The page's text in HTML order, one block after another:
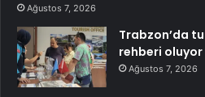
Ağustos 7, 2026
Trabzon’da
rehberi oluyor
Ağustos 7, 2026